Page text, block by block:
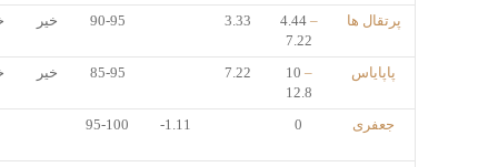
پرتقال ها 4.44 –
7.22
3.33
90-95 خیر
پاپایاس 10 –
12.8
7.22
85-95 خیر
جعفری 0
-1.11
95-100